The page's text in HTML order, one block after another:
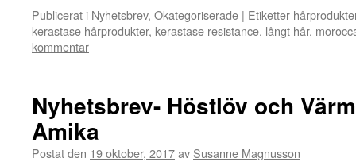
Publicerat i Nyhetsbrev, Okategoriserade | Etiketter
kerastase hårprodukter, kerastase resistance, långt hår,
kommentar
Nyhetsbrev- Höstlöv och
Amika
Postat den 19 oktober, 2017av Susanne Magnusson